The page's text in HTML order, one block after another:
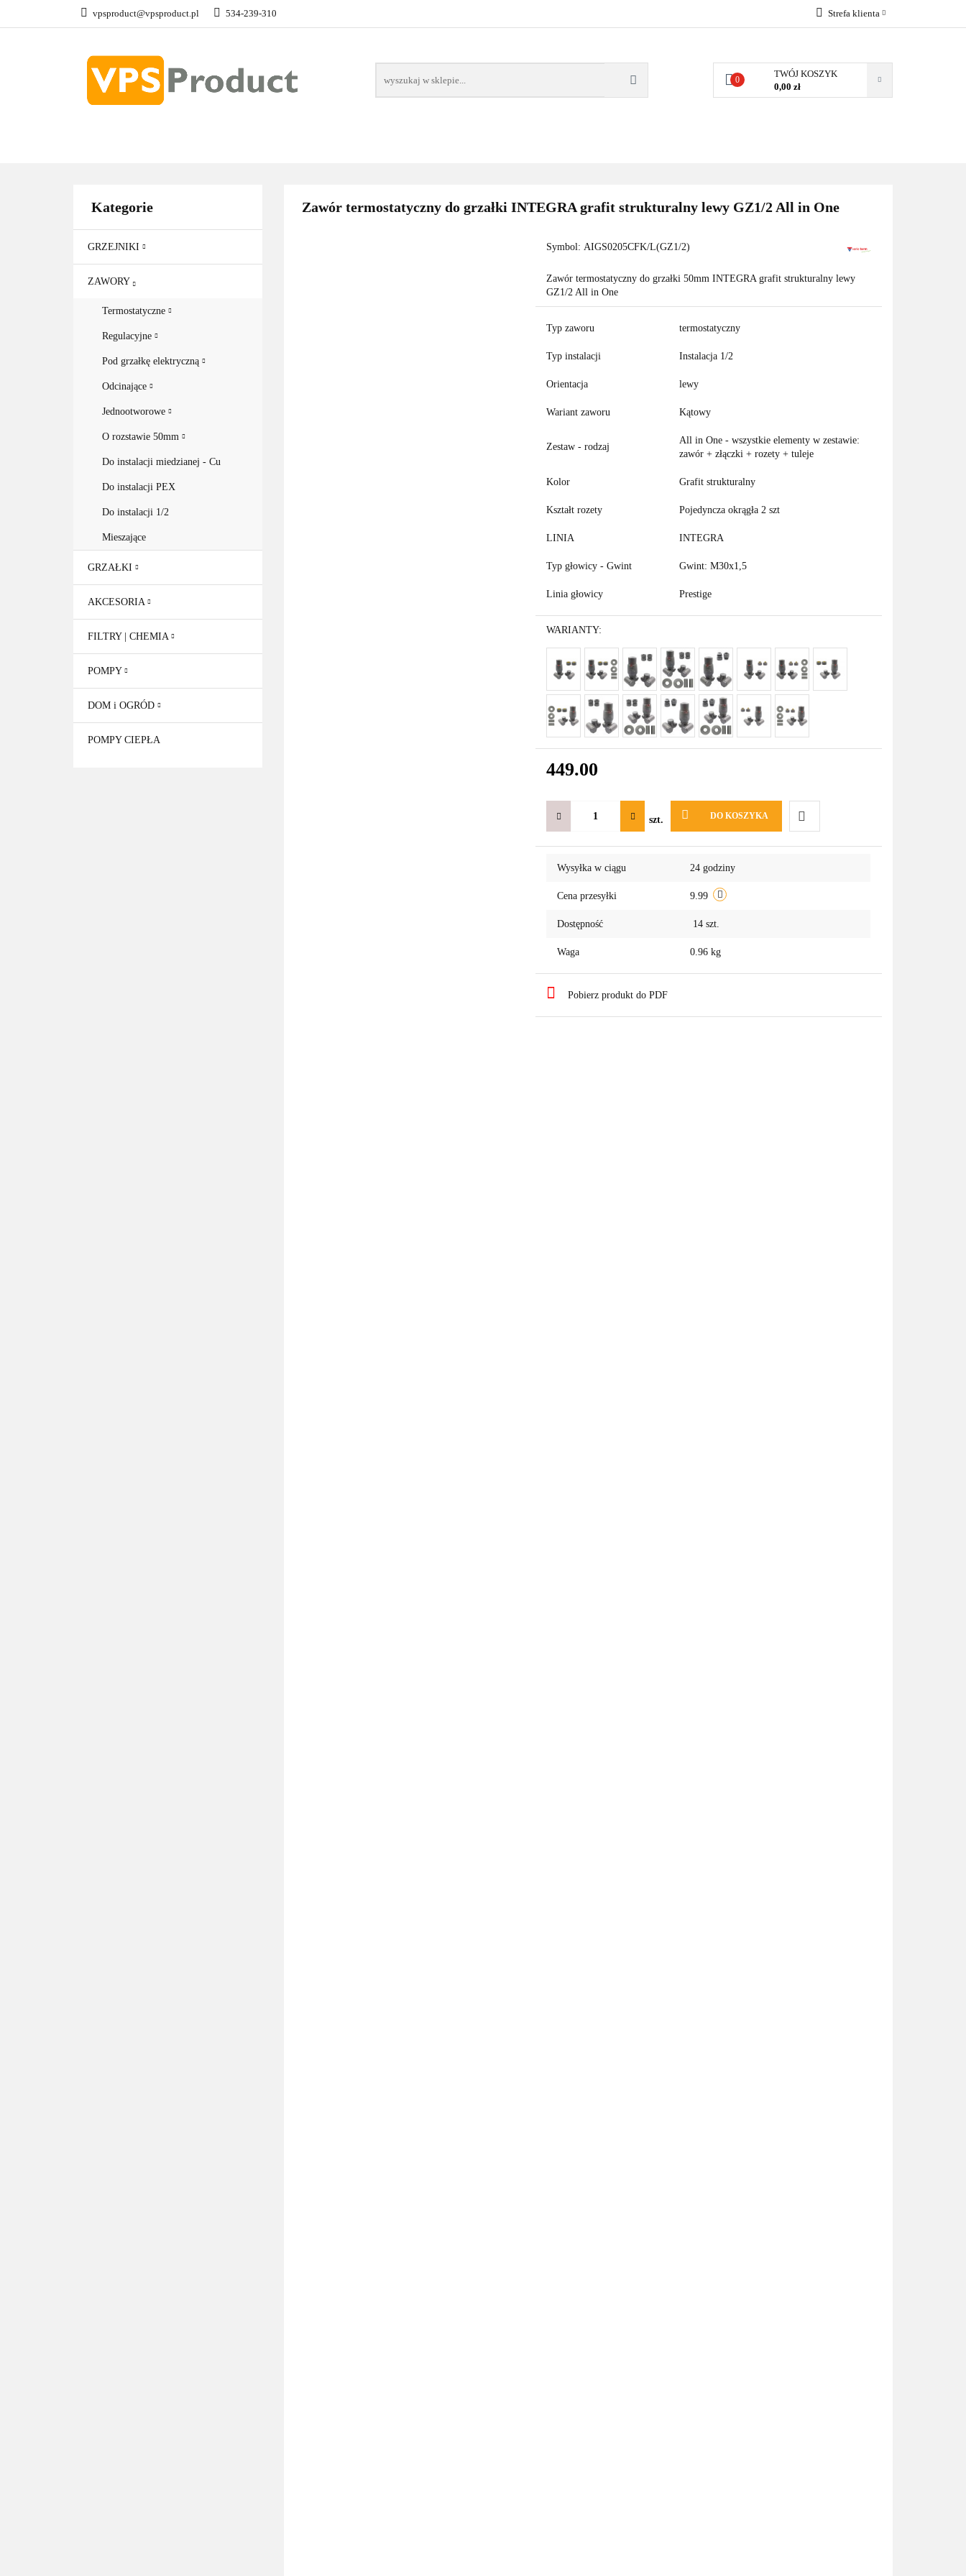
vpsproduct@vpsproduct.pl 534-239-310 Strefa klienta
Zarejestruj się
0
TWÓJ KOSZYK
0,00 zł
GRZEJNIKI
Kategorie
GRZEJNIKI
ZAWORY
Termostatyczne
Regulacyjne
Pod grzałkę elektryczną
Odcinające
Jednootworowe
O rozstawie 50mm
Do instalacji miedzianej - Cu
Do instalacji PEX
Do instalacji 1/2
Mieszające
GRZAŁKI
AKCESORIA
FILTRY | CHEMIA
POMPY
DOM i OGRÓD
POMPY CIEPŁA
Zawór termostatyczny do grzałki INTEGRA grafit strukturalny lewy GZ1/2 All in One
Symbol:AIGS0205CFK/L(GZ1/2)
Zawór termostatyczny do grzałki 50mm INTEGRA grafit strukturalny lewy
GZ1/2 All in One
Typ zaworu termostatyczny
Typ instalacji Instalacja 1/2
Orientacja lewy
Wariant zaworu Kątowy
Zestaw - rodzaj
All in One - wszystkie elementy w zestawie:
zawór + złączki + rozety + tuleje
Kolor Grafit strukturalny
Kształt rozety Pojedyncza okrągła 2 szt
LINIA INTEGRA
Typ głowicy - Gwint Gwint: M30x1,5
Linia głowicy Prestige
WARIANTY:
449.00
szt. DO KOSZYKA
Do
Wysyłka w ciągu 24 godziny
Cena przesyłki 9.99
Dostępność 14 szt.
Waga 0.96 kg
Pobierz produkt do PDF